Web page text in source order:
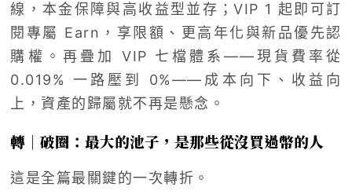
線，本金保障與高收益型並存；VIP 1 起即可訂
閱專屬 Earn，享限額、更高年化與新品優先認
購權。再疊加 VIP 七檔體系——現貨費率從
0.019% 一路壓到 0%——成本向下、收益向
上，資產的歸屬就不再是懸念。
轉｜破圈：最大的池子，是那些從沒買過幣的人
這是全篇最關鍵的一次轉折。